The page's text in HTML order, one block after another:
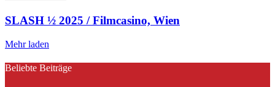
SLASH ½ 2025 / Filmcasino, Wien
Mehr laden
Beliebte Beiträge